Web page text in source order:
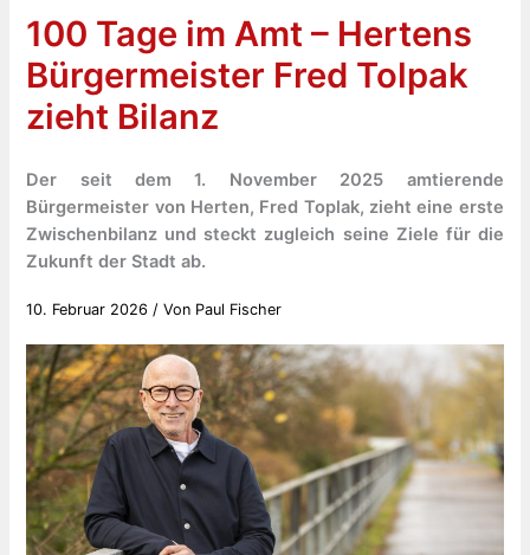
100 Tage im Amt – Hertens
Bürgermeister Fred Tolpak
zieht Bilanz
Der seit dem 1. November 2025 amtierende
Bürgermeister von Herten, Fred Toplak, zieht eine erste
Zwischenbilanz und steckt zugleich seine Ziele für die
Zukunft der Stadt ab.
10. Februar 2026 / Von Paul Fischer